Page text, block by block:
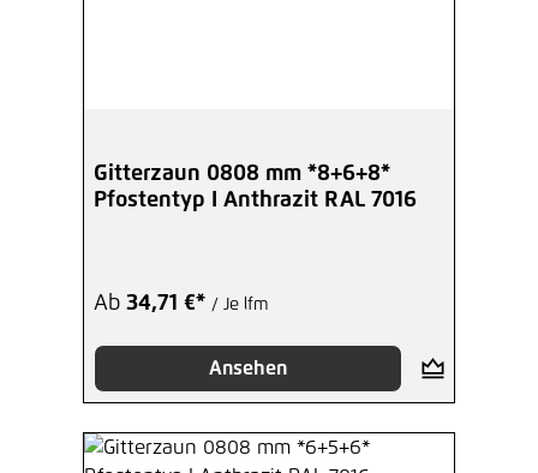
Gitterzaun 0808 mm *8+6+8*
Pfostentyp I Anthrazit RAL 7016
Ab 34,71 €* / Je lfm
Ansehen